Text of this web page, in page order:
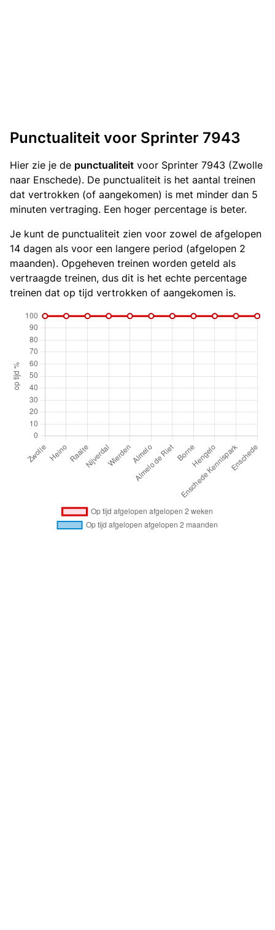
Punctualiteit voor Sprinter 7943
Hier zie je de punctualiteit voor Sprinter 7943 (Zwolle
naar Enschede). De punctualiteit is het aantal treinen
dat vertrokken (of aangekomen) is met minder dan 5
minuten vertraging. Een hoger percentage is beter.
Je kunt de punctualiteit zien voor zowel de afgelopen
14 dagen als voor een langere period (afgelopen 2
maanden). Opgeheven treinen worden geteld als
vertraagde treinen, dus dit is het echte percentage
treinen dat op tijd vertrokken of aangekomen is.